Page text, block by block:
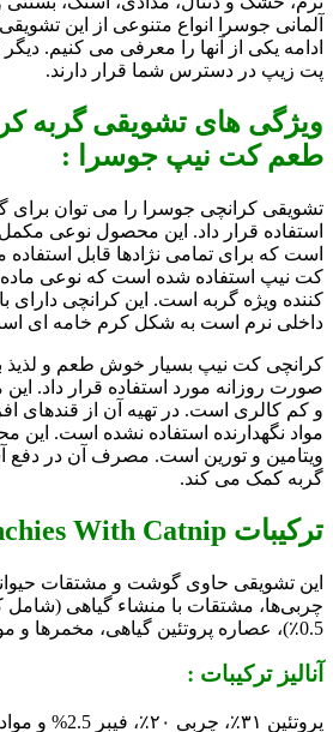
آلمانی جوسرا انواع متنوعی از این
ادامه یکی از آنها را معرفی می کنیم. دیگر
پت زیپ در دسترس شما قرار دارند.
ویژگی های تشویقی گربه
طعم کت نیپ جوسرا :
تشویقی کرانچی جوسرا را می توان برای
استفاده قرار داد. این محصول نوعی
است که برای تمامی نژادها قابل
کت نیپ استفاده شده است که نوعی
کننده ویژه گربه است. این کرانچی دارای
داخلی نرم است به شکل کرم خامه ای
کرانچی کت نیپ بسیار خوش طعم و لذیذ
صورت روزانه مورد استفاده قرار داد.
و کم کالری است. در تهیه آن از قندهای
مواد نگهدارنده استفاده نشده است. این
ویتامین و تورین است. مصرف آن در دفع
گربه کمک می کند.
ترکیبات Josera Crunchies With Catnip :
این تشویقی حاوی گوشت و مشتقات
چربی‌ها، مشتقات با منشاء گیاهی
0.5٪)، عصاره پروتئین گیاهی، مخمرها و مواد معدنی است.
آنالیز ترکیبات :
پروتئین ۳۱٪، چربی ۲۰٪، فیبر 2.5% و مواد معدنی 6.5%.